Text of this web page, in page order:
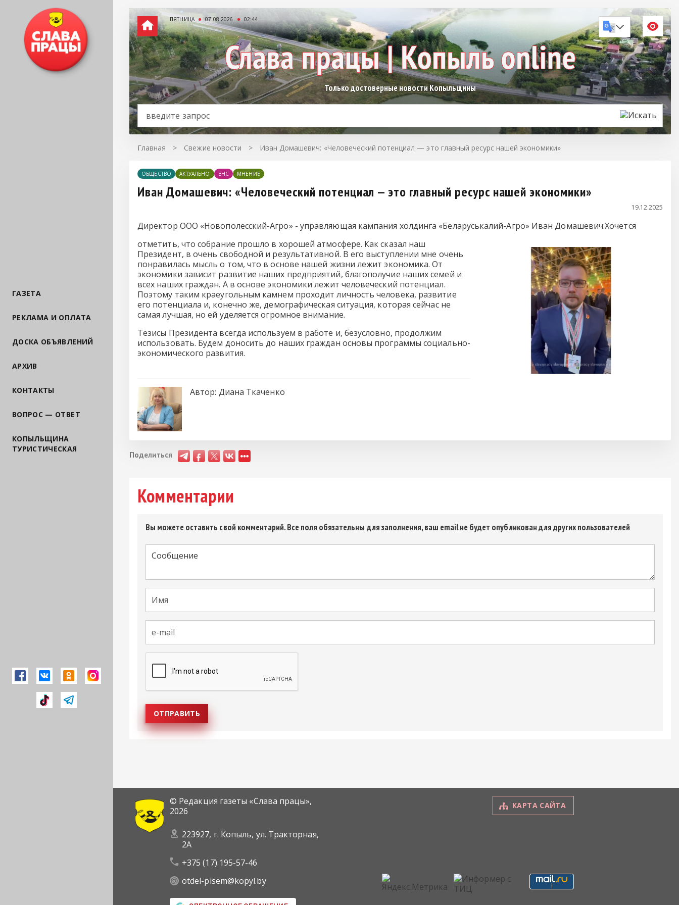
ГАЗЕТА
РЕКЛАМА И ОПЛАТА
ДОСКА ОБЪЯВЛЕНИЙ
АРХИВ
КОНТАКТЫ
ВОПРОС — ОТВЕТ
КОПЫЛЬЩИНА
ТУРИСТИЧЕСКАЯ
ПЯТНИЦА 07.08.2026 02:44
Только достоверные новости Копыльщины
Главная > Свежие новости > Иван Домашевич: «Человеческий потенциал — это главный ресурс нашей экономики»
ОБЩЕСТВО АКТУАЛЬНО ВНС МНЕНИЕ
Иван Домашевич: «Человеческий потенциал — это главный ресурс нашей экономики»
19.12.2025
Директор ООО «Новополесский-Агро» - управляющая кампания холдинга «Беларуськалий-Агро» Иван Домашевич:Хочется
отметить, что собрание прошло в хорошей атмосфере. Как сказал наш
Президент, в очень свободной и результативной. В его выступлении мне очень
понравилась мысль о том, что в основе нашей жизни лежит экономика. От
экономики зависит развитие наших предприятий, благополучие наших семей и
всех наших граждан. А в основе экономики лежит человеческий потенциал.
Поэтому таким краеугольным камнем проходит личность человека, развитие
его потенциала и, конечно же, демографическая ситуация, которая сейчас не
самая лучшая, но ей уделяется огромное внимание.
Тезисы Президента всегда используем в работе и, безусловно, продолжим
использовать. Будем доносить до наших граждан основы программы социально-
экономического развития.
Автор: Диана Ткаченко
Поделиться
Комментарии
Вы можете оставить свой комментарий. Все поля обязательны для заполнения, ваш email не будет опубликован для других пользователей
© Редакция газеты «Слава працы»,
2026
223927, г. Копыль, ул. Тракторная,
2А
+375 (17) 195-57-46
otdel-pisem@kopyl.by
КАРТА САЙТА